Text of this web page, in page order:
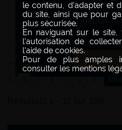
Ajouter au
le contenu, d'adapter et
du site, ainsi que pour
plus sécurisée.
En naviguant sur le
l'autorisation de
l'aide de cookies.
Pour de plus amples
consulter les mentions